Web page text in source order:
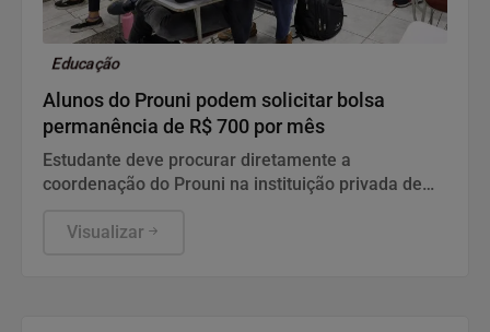
Educação
Alunos do Prouni podem solicitar bolsa
permanência de R$ 700 por mês
Estudante deve procurar diretamente a
coordenação do Prouni na instituição privada de
elegibilidade de seu curso e dar início aos
Visualizar